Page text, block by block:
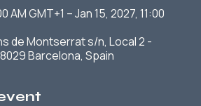
AM GMT+1 – Jan 15, 2027, 11:00
de Montserrat s/n, Local 2 -
Barcelona, Spain